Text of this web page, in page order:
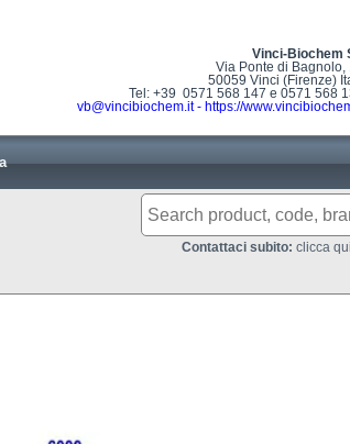
Vinci-Biochem
Via Ponte di Bagnolo,
50059 Vinci (Firenze)
Tel: +39 0571 568 147 e 0571 568
vb@vincibiochem.it- https://
Contattaci subito: clicca